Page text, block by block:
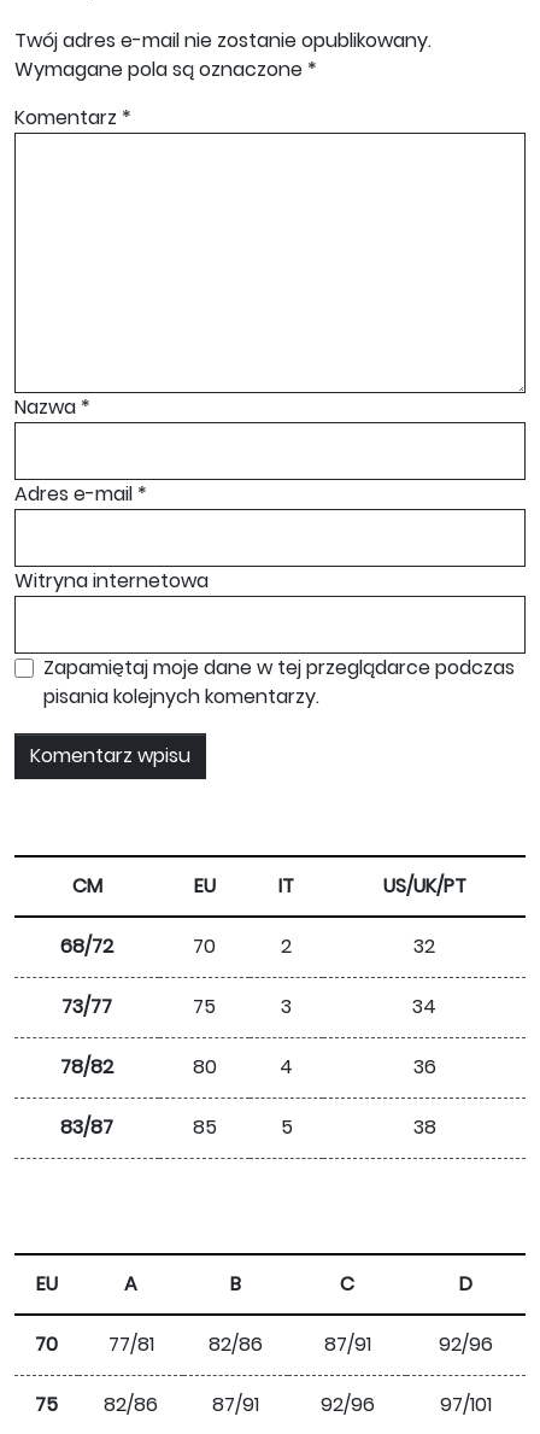
Twój adres e-mail nie zostanie opublikowany.
Wymagane pola są oznaczone *
Komentarz *
Nazwa *
Adres e-mail *
Witryna internetowa
Zapamiętaj moje dane w tej przeglądarce podczas
pisania kolejnych komentarzy.
CM EU IT US/UK/PT
68/72 70 2 32
73/77 75 3 34
78/82 80 4 36
83/87 85 5 38
EU A B C D
70 77/81 82/86 87/91 92/96
75 82/86 87/91 92/96 97/101